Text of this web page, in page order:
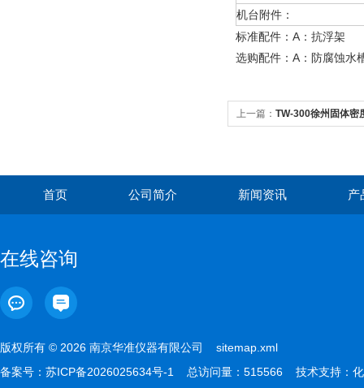
机台附件：
标准配件：A：抗浮
选购配件：A：防腐
上一篇： TW-300徐州固体密
首页 公司简介 新闻资讯 产
在线咨询
版权所有 © 2026 南京华准仪器有限公司 sitemap.xml
备案号： 苏ICP备2026025634号-1 总访问量：515566 技术支持： 化